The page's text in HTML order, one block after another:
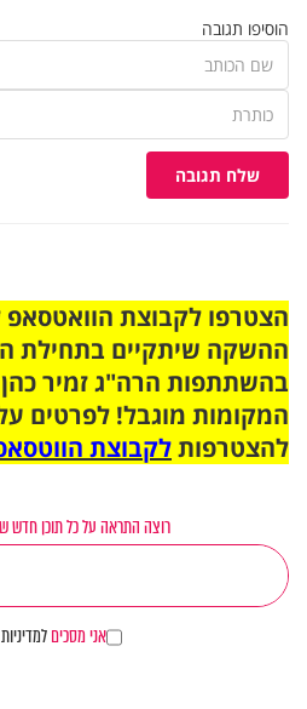
הוסיפו תגובה
שלח תגובה
ההשקה שיתקיים בתחילת
בהשתתפות הרה"ג זמיר
המקומות מוגבל! לפרטים
להצטרפותלקבוצת
רוצה התראה על כל תוכן חדש
אני מסכים